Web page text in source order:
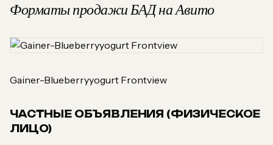
Форматы продажи БАД на Авито
Gainer-Blueberryyogurt Frontview
ЧАСТНЫЕ ОБЪЯВЛЕНИЯ (ФИЗИЧЕСКОЕ
ЛИЦО)